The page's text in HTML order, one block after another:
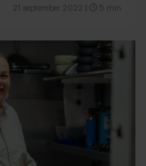
21 september 2022 5 min